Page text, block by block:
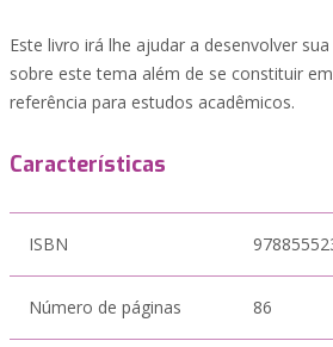
Este livro irá lhe ajudar a desenvolver
sobre este tema além de se constituir
referência para estudos acadêmicos.
Características
ISBN
Número de páginas 86